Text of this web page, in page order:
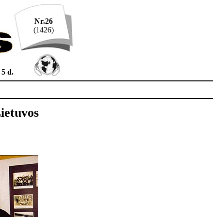
d.
Nr.26
(1426)